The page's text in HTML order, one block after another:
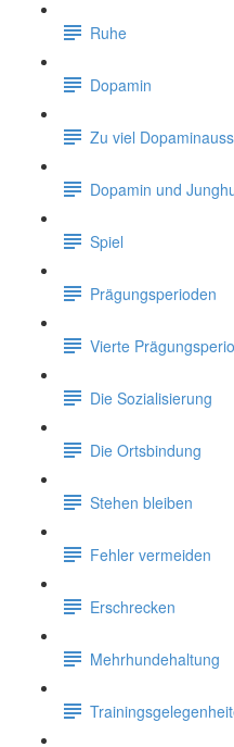
Ruhe
Dopamin
Zu viel
Dopamin und
Spiel
Prägungsperioden
Vierte
Die Sozialisierung
Die Ortsbindung
Stehen bleiben
Fehler vermeiden
Erschrecken
Mehrhundehaltung